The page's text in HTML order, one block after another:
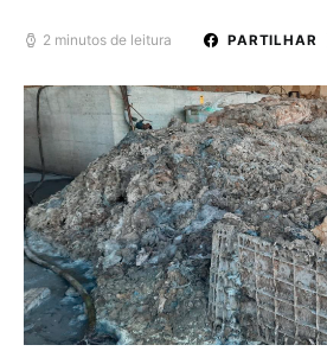
2 minutos de leitura PARTILHAR